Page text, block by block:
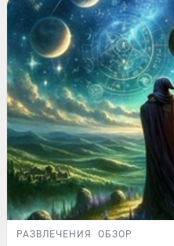
РАЗВЛЕЧЕНИЯ ОБЗОР